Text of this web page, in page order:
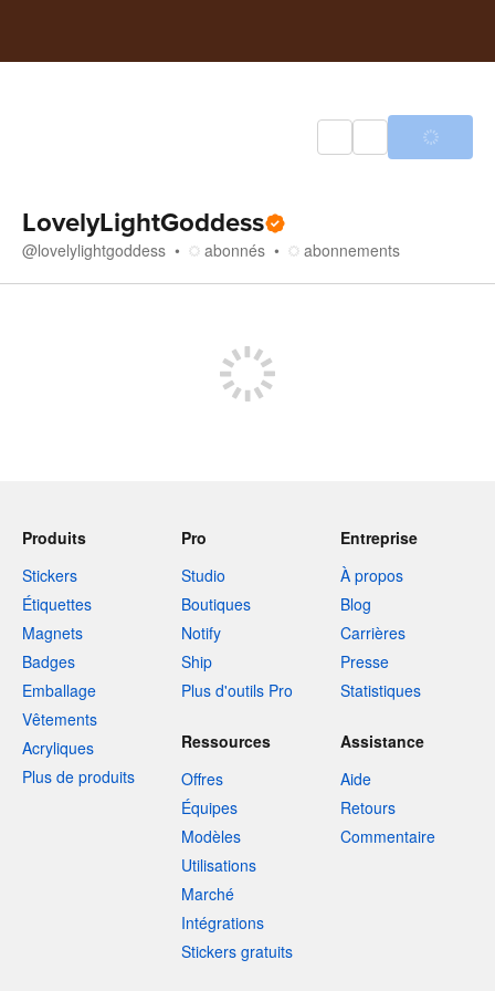
LovelyLightGoddess
@lovelylightgoddess abonnés abonnements
Produits
Stickers
Étiquettes
Magnets
Badges
Emballage
Vêtements
Acryliques
Plus de produits
Pro
Studio
Boutiques
Notify
Ship
Plus d'outils Pro
Entreprise
À propos
Blog
Carrières
Presse
Statistiques
Ressources
Offres
Équipes
Modèles
Utilisations
Marché
Intégrations
Stickers gratuits
Assistance
Aide
Retours
Commentaire